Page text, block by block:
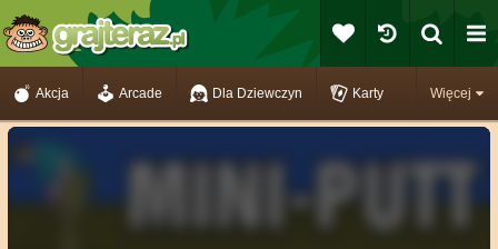
Więcej
Akcja Arcade Dla Dziewczyn Karty